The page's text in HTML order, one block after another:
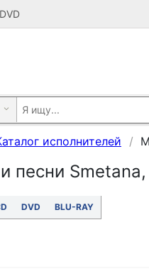
исполнителей
песни
DVD BLU-RAY